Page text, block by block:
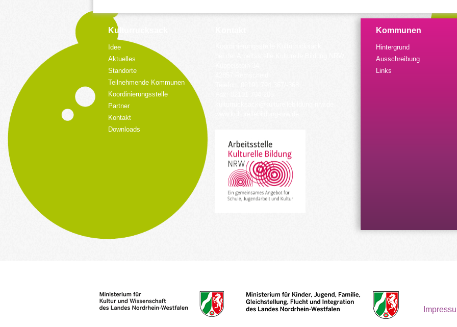
Kulturrucksack
Idee
Aktuelles
Standorte
Teilnehmende Kommunen
Koordinierungsstelle
Partner
Kontakt
Downloads
Kommunen
Hintergrund
Ausschreibung
Links